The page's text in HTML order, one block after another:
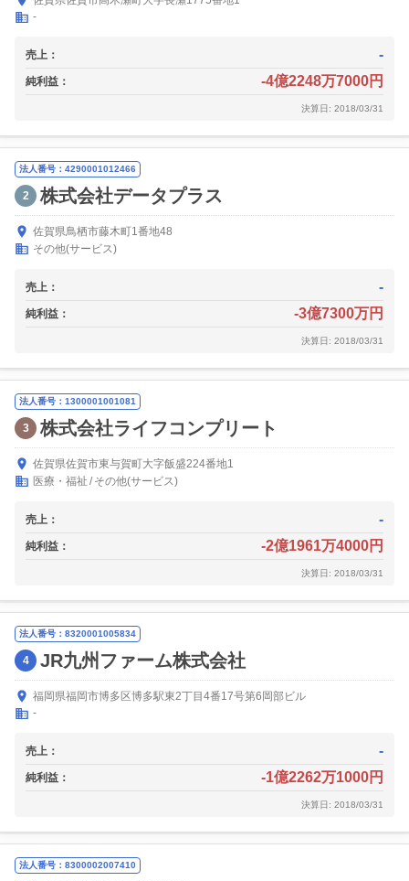
-
売上： -
純利益： -4億2248万7000円
決算日: 2018/03/31
法人番号：4290001012466
2 株式会社データプラス
佐賀県鳥栖市藤木町1番地48
その他(サービス)
売上： -
純利益： -3億7300万円
決算日: 2018/03/31
法人番号：1300001001081
3 株式会社ライフコンプリート
佐賀県佐賀市東与賀町大字飯盛224番地1
医療・福祉
その他(サービス)
売上： -
純利益： -2億1961万4000円
決算日: 2018/03/31
法人番号：8320001005834
4 JR九州ファーム株式会社
福岡県福岡市博多区博多駅東2丁目4番17号第6岡部ビル
-
売上： -
純利益： -1億2262万1000円
決算日: 2018/03/31
法人番号：8300002007410